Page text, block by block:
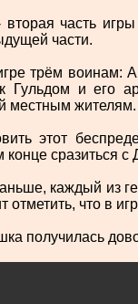
часть
части.
трём воинам:
Гульдом и его
местным жителям.
этот
сразиться с
каждый из
отметить, что в
получилась